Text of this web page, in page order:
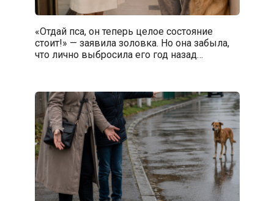
«Отдай пса, он теперь целое состояние
стоит!» — заявила золовка. Но она забыла,
что лично выбросила его год назад…